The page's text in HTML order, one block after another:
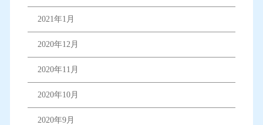
2021年1月
2020年12月
2020年11月
2020年10月
2020年9月